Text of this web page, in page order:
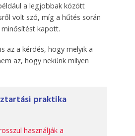
a legjobbak között
volt szó, míg a hűtés során
kapott.
az a kérdés, hogy melyik a
az, hogy nekünk milyen
praktika
használják a